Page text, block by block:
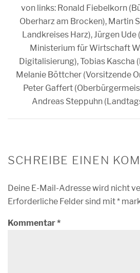
von links: Ronald Fiebelkorn
Oberharz am Brocken), Martin
Landkreises Harz), Jürgen
Ministerium für Wirtschaft
Digitalisierung), Tobias Kascha
Melanie Böttcher (Vorsitzende
Peter Gaffert
Andreas Steppuhn
SCHREIBE EINEN
Deine E-Mail-Adresse wird nicht
Erforderliche Felder sind mit*
Kommentar*